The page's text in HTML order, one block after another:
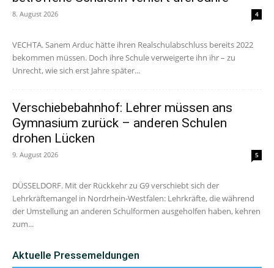
8. August 2026 4
VECHTA. Sanem Arduc hätte ihren Realschulabschluss bereits 2022
bekommen müssen. Doch ihre Schule verweigerte ihn ihr – zu
Unrecht, wie sich erst Jahre später...
Verschiebebahnhof: Lehrer müssen ans
Gymnasium zurück – anderen Schulen
drohen Lücken
9. August 2026 5
DÜSSELDORF. Mit der Rückkehr zu G9 verschiebt sich der
Lehrkräftemangel in Nordrhein-Westfalen: Lehrkräfte, die während
der Umstellung an anderen Schulformen ausgeholfen haben, kehren
zum...
Aktuelle Pressemeldungen